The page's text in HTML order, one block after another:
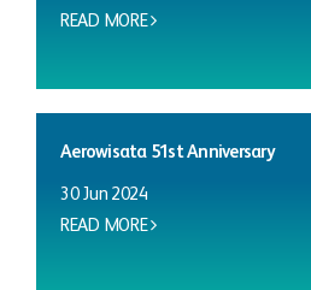
READ MORE
Aerowisata 51st Anniversary
30 Jun 2024
READ MORE